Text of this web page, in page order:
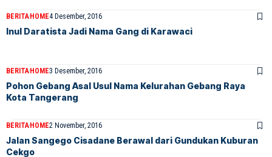
BERITAHOME4 Desember, 2016
Inul Daratista Jadi Nama Gang di Karawaci
BERITAHOME3 Desember, 2016
Pohon Gebang Asal Usul Nama Kelurahan Gebang Raya
Kota Tangerang
BERITAHOME2 November, 2016
Jalan Sangego Cisadane Berawal dari Gundukan Kuburan
Cekgo